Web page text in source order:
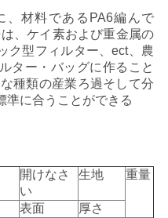
、材料であるPA6編んで
、ケイ素および重金属の
ク型フィルター、ect、農
ター・バッグに作ること
種類の産業ろ過そして分
準に合うことができる
開けなさ
い
生地 重量
表面
厚さ